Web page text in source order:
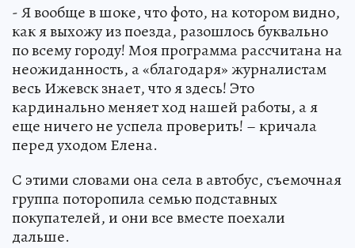
- Я вообще в шоке, что фото, на котором видно,
как я выхожу из поезда, разошлось буквально
по всему городу! Моя программа рассчитана на
неожиданность, а «благодаря» журналистам
весь Ижевск знает, что я здесь! Это
кардинально меняет ход нашей работы, а я
еще ничего не успела проверить! – кричала
перед уходом Елена.
С этими словами она села в автобус, съемочная
группа поторопила семью подставных
покупателей, и они все вместе поехали
дальше.